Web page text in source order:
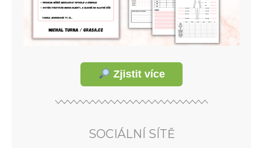
Zjistit více
SOCIÁLNÍ SÍTĚ